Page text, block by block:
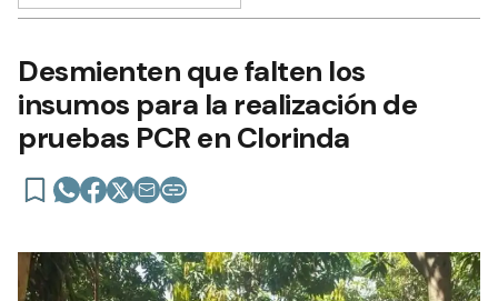
Desmienten que falten los
insumos para la realización de
pruebas PCR en Clorinda